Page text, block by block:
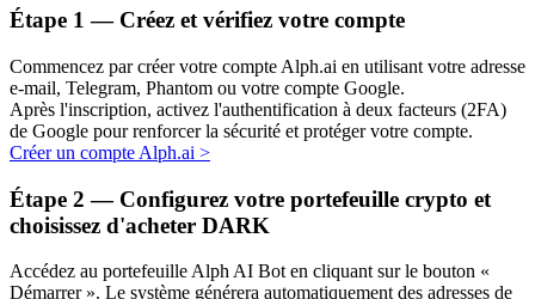
Apprenez le Staking
Découvrez comment gagner un revenu passif
Bitrue
AI
Étape 1 — Créez et vérifiez votre compte
Commencez par créer votre compte Alph.ai en utilisant votre adresse
e-mail, Telegram, Phantom ou votre compte Google.
Après l'inscription, activez l'authentification à deux facteurs (2FA)
de Google pour renforcer la sécurité et protéger votre compte.
Créer un compte Alph.ai >
Étape 2 — Configurez votre portefeuille crypto et
choisissez d'acheter DARK
Accédez au portefeuille Alph AI Bot en cliquant sur le bouton «
Démarrer ». Le système générera automatiquement des adresses de